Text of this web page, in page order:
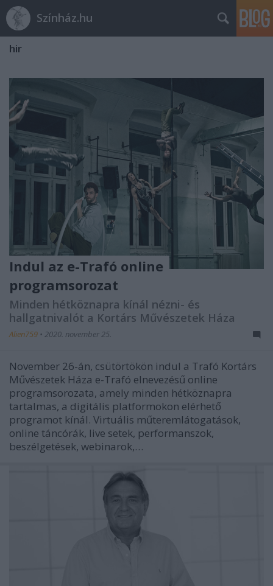
Színház.hu
hir
Indul az e-Trafó online
programsorozat
Minden hétköznapra kínál nézni- és
hallgatnivalót a Kortárs Művészetek Háza
Alien759 • 2020. november 25.
November 26-án, csütörtökön indul a Trafó Kortárs
Művészetek Háza e-Trafó elnevezésű online
programsorozata, amely minden hétköznapra
tartalmas, a digitális platformokon elérhető
programot kínál. Virtuális műteremlátogatások,
online táncórák, live setek, performanszok,
beszélgetések, webinarok,…